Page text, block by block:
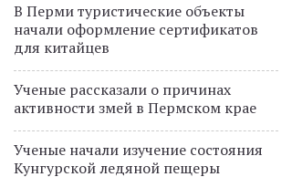
В Перми туристические объекты
начали оформление сертификатов
для китайцев
Ученые рассказали о причинах
активности змей в Пермском крае
Ученые начали изучение состояния
Кунгурской ледяной пещеры